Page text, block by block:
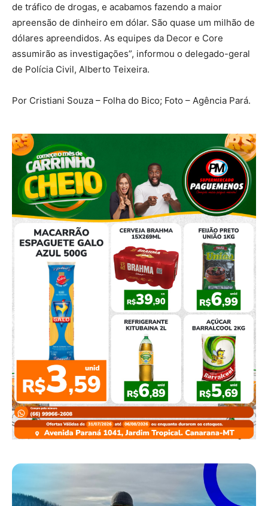
de tráfico de drogas, e acabamos fazendo a maior
apreensão de dinheiro em dólar. São quase um milhão de
dólares apreendidos. As equipes da Decor e Core
assumirão as investigações”, informou o delegado-geral
de Polícia Civil, Alberto Teixeira.
Por Cristiani Souza – Folha do Bico; Foto – Agência Pará.